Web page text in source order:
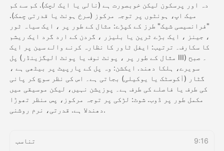
بلاگ
قیمتوں کی فہرست
API
دہ اور پرسکون لیکن خوبصورت ہے (نالی یا ایک لچک). کم سے کم
میک اپ، ہونٹوں پر توجہ مرکوز (سرخ ہونٹ یا قدرتی چمک).
"فرانسیسی شیک" طرز کے کپڑے: مثال کے طور پر ، ایک سیاہ ٹور
، جینز ، ایک بڑے ٹرین یا بلیزر ، گردن کے ارد گرد ایک ریشم
کا سکارف۔ ترتیب: ایفل ٹاور کا نظارہ کرنے والے سین پر ایک
پل (مثال کے طور پر ، پونٹ نوف یا پونٹ الیگزینڈر III) ۔ صبح
سویرے، ہلکا دھند. ایکشن: وہ پل کے پارپیٹ پر بیٹھی ہے ،
گٹار (آکوسٹک یا یوکیلی) بجاتی ہے۔ اس کی نظر سوچ کر پانی
کی طرف یا فاصلے کی طرف ہے۔ پوزیشن نہیں، لیکن موسیقی میں
مکمل طور پر ڈوب. شوٹ: لڑکی پر توجہ مرکوز، پس منظر تھوڑا
دھندلا ہے. قدرتی، نرم روشنی.
تناسب
9:16